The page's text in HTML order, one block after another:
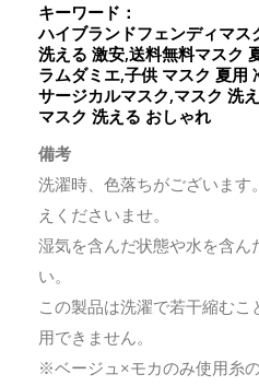
キーワード：
ハイブランドフェンディマス
洗える 激安,送料無料マスク
ラムダミエ,子供 マスク 夏用
サージカルマスク,マスク 洗
マスク 洗える おしゃれ
備考
洗濯時、色落ちがございま
えくださいませ。
湿気を含んだ状態や水を含ん
い。
この製品は洗濯で若干縮む
用できません。
※ベージュ×モカのみ使用糸